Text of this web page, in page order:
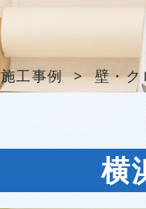
施工事例 > 壁・ク
横